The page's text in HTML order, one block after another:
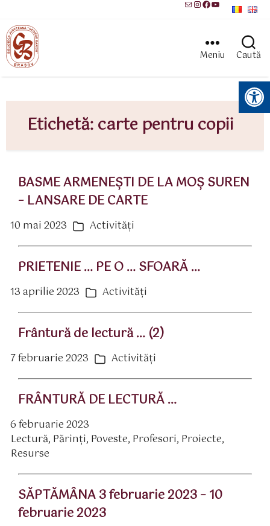
MailInstagram
Facebook
YouTube
Meniu Caută
Instrumente pentru accesibilitate
Etichetă:carte pentru copii
BASME ARMENEŞTI DE LA MOŞ SUREN
– LANSARE DE CARTE
10 mai 2023 Categorii
Activităţi
PRIETENIE … PE O … SFOARĂ …
13 aprilie 2023 Categorii
Activităţi
Frântură de lectură … (2)
7 februarie 2023 Categorii
Activităţi
FRÂNTURĂ DE LECTURĂ …
6 februarie 2023
Lectură, Părinţi, Poveste, Profesori, Proiecte,
Resurse
SĂPTĂMÂNA 3 februarie 2023 – 10
februarie 2023